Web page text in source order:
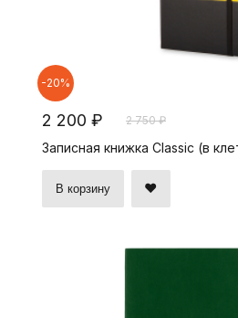
-20%
2 200 ₽ 2 750 ₽
Записная книжка Classic (в
В корзину